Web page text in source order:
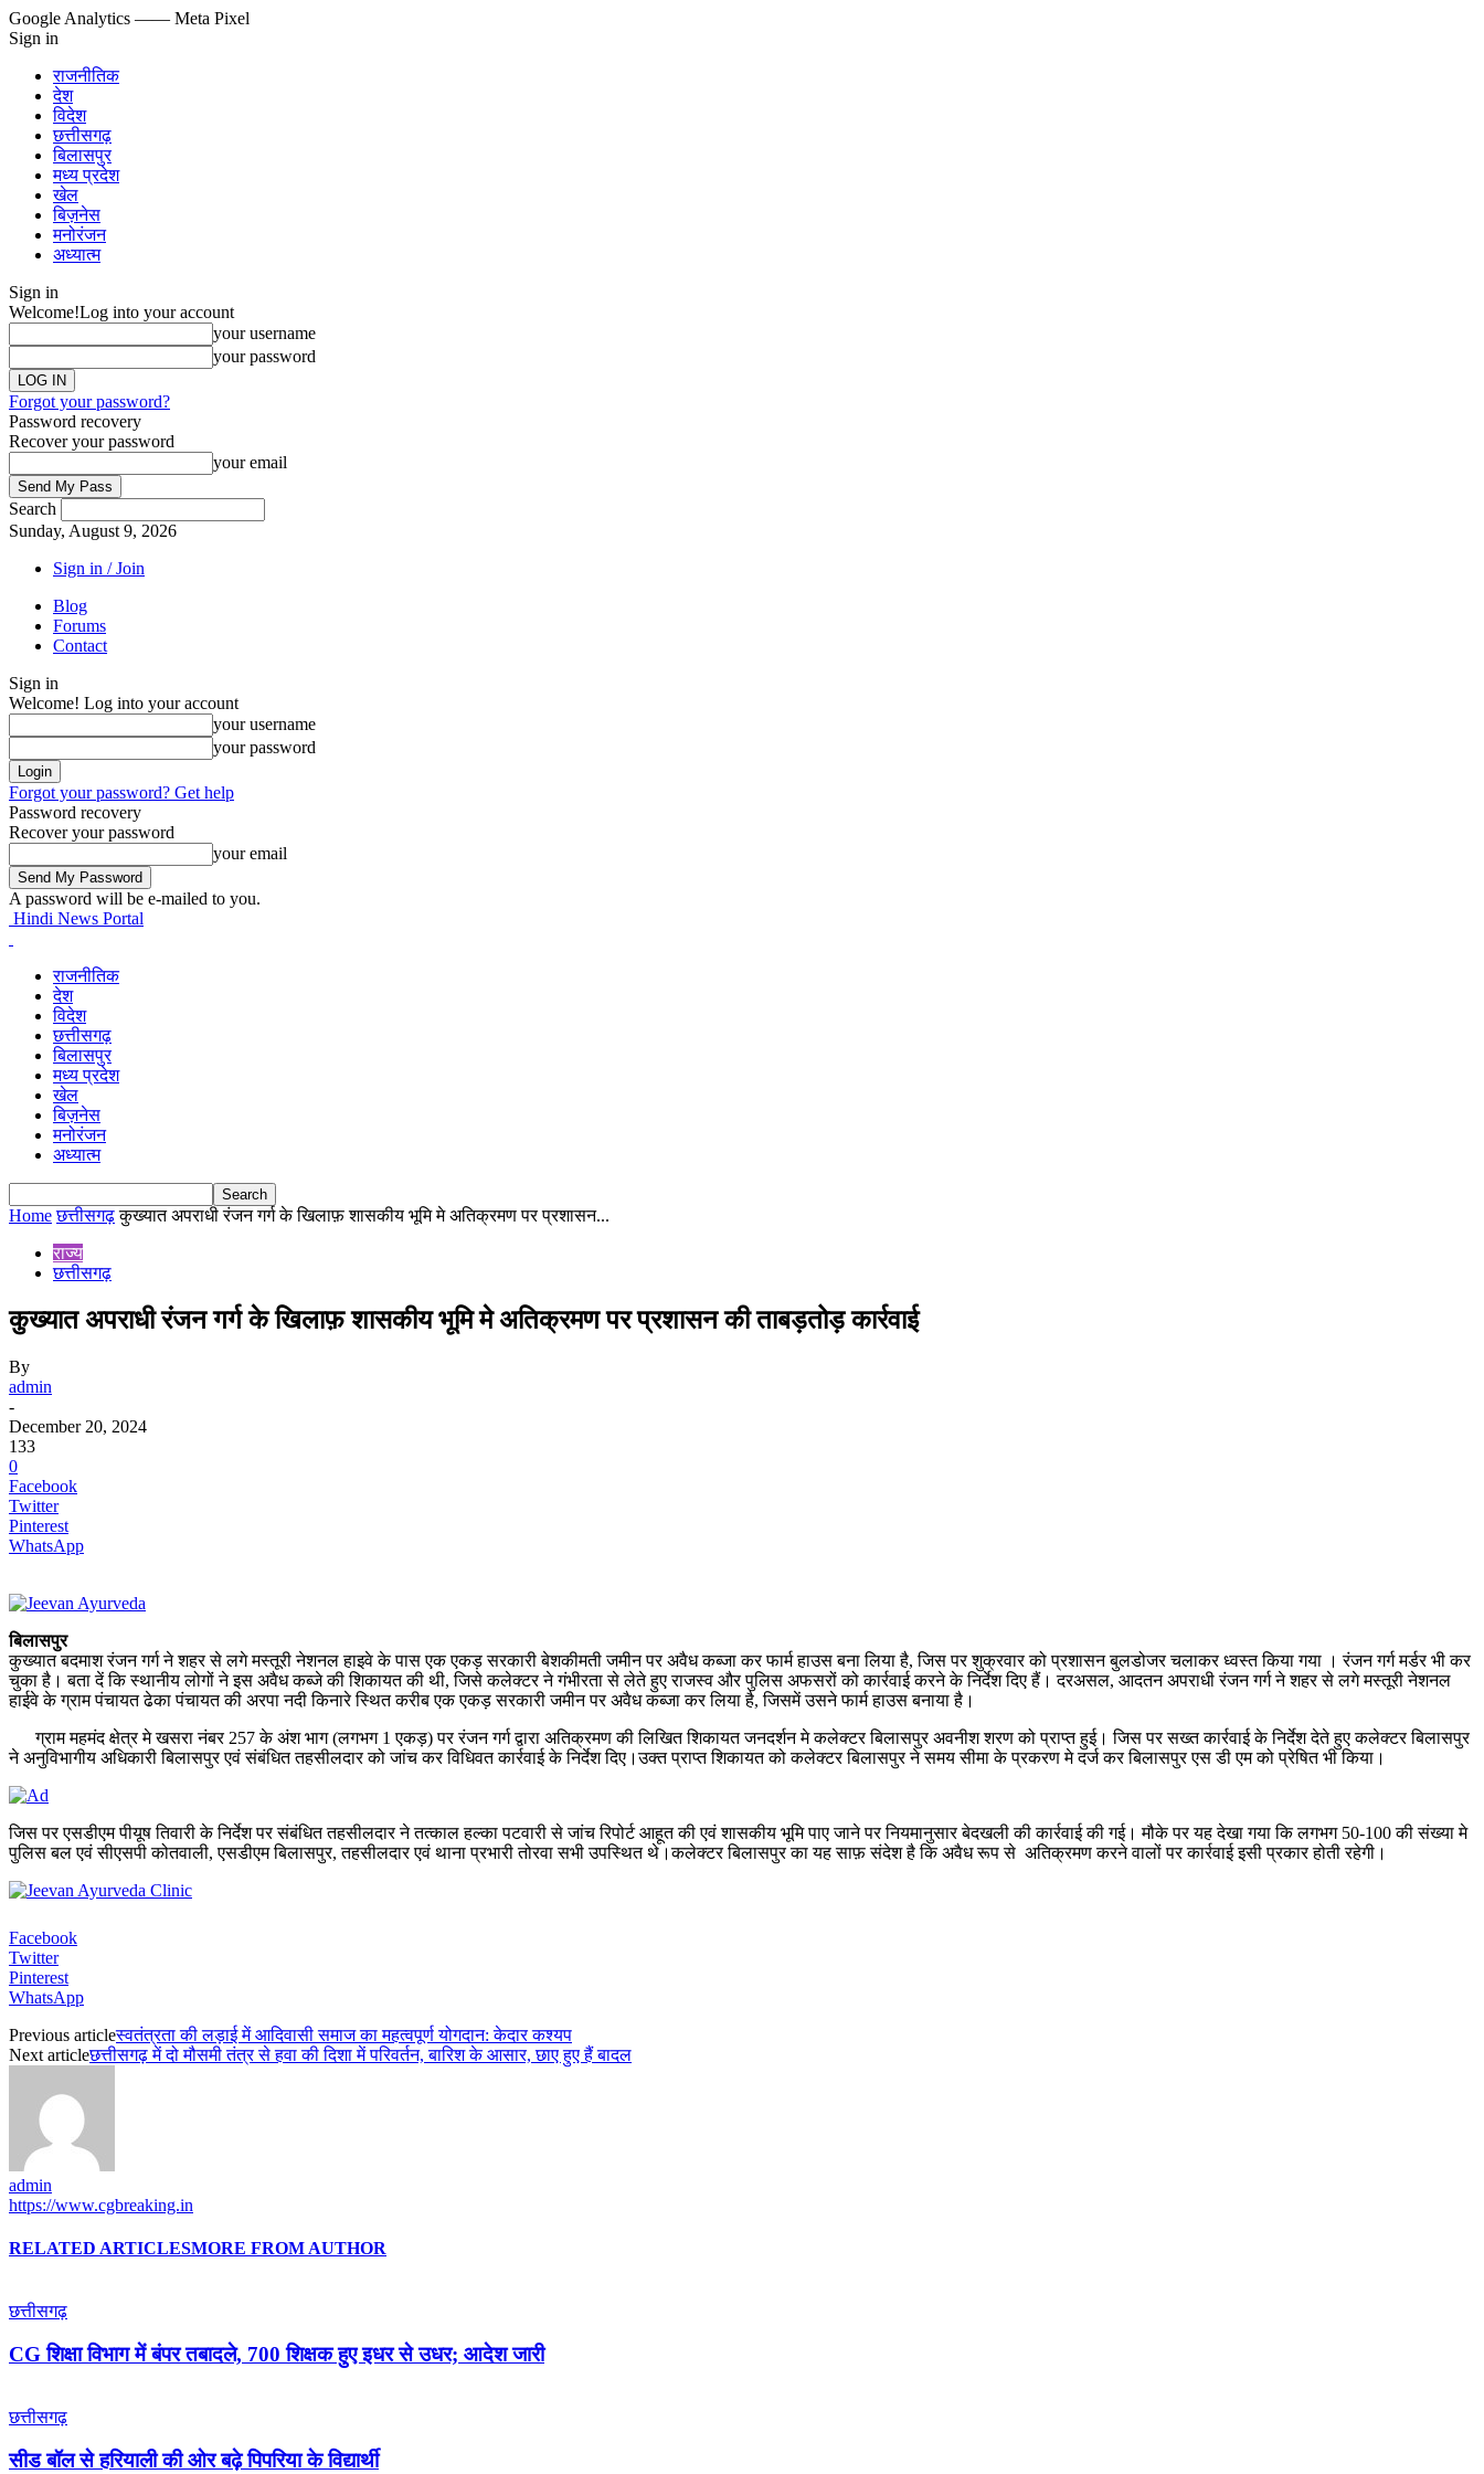
Google Analytics —— Meta Pixel
Sign in
राजनीतिक
देश
विदेश
छत्तीसगढ़
बिलासपुर
मध्य प्रदेश
खेल
बिज़नेस
मनोरंजन
अध्यात्म
Sign in
Welcome!Log into your account
your username
your password
Forgot your password?
Password recovery
Recover your password
your email
Search
Sunday, August 9, 2026
Sign in / Join
Blog
Forums
Contact
Sign in
Welcome! Log into your account
your username
your password
Forgot your password? Get help
Password recovery
Recover your password
your email
A password will be e-mailed to you.
Hindi News Portal
राजनीतिक
देश
विदेश
छत्तीसगढ़
बिलासपुर
मध्य प्रदेश
खेल
बिज़नेस
मनोरंजन
अध्यात्म
Home छत्तीसगढ़ कुख्यात अपराधी रंजन गर्ग के खिलाफ़ शासकीय भूमि मे अतिक्रमण पर प्रशासन...
राज्य
छत्तीसगढ़
कुख्यात अपराधी रंजन गर्ग के खिलाफ़ शासकीय भूमि मे अतिक्रमण पर प्रशासन की ताबड़तोड़ कार्रवाई
By
admin
-
December 20, 2024
133
0
Facebook
Twitter
Pinterest
WhatsApp
बिलासपुर
कुख्यात बदमाश रंजन गर्ग ने शहर से लगे मस्तूरी नेशनल हाइवे के पास एक एकड़ सरकारी बेशकीमती जमीन पर अवैध कब्जा कर फार्म हाउस बना लिया है, जिस पर शुक्रवार को प्रशासन बुलडोजर चलाकर ध्वस्त किया गया । रंजन गर्ग मर्डर भी कर
चुका है। बता दें कि स्थानीय लोगों ने इस अवैध कब्जे की शिकायत की थी, जिसे कलेक्टर ने गंभीरता से लेते हुए राजस्व और पुलिस अफसरों को कार्रवाई करने के निर्देश दिए हैं। दरअसल, आदतन अपराधी रंजन गर्ग ने शहर से लगे मस्तूरी नेशनल
हाईवे के ग्राम पंचायत ढेका पंचायत की अरपा नदी किनारे स्थित करीब एक एकड़ सरकारी जमीन पर अवैध कब्जा कर लिया है, जिसमें उसने फार्म हाउस बनाया है।
ग्राम महमंद क्षेत्र मे खसरा नंबर 257 के अंश भाग (लगभग 1 एकड़) पर रंजन गर्ग द्वारा अतिक्रमण की लिखित शिकायत जनदर्शन मे कलेक्टर बिलासपुर अवनीश शरण को प्राप्त हुई। जिस पर सख्त कार्रवाई के निर्देश देते हुए कलेक्टर बिलासपुर
ने अनुविभागीय अधिकारी बिलासपुर एवं संबंधित तहसीलदार को जांच कर विधिवत कार्रवाई के निर्देश दिए।उक्त प्राप्त शिकायत को कलेक्टर बिलासपुर ने समय सीमा के प्रकरण मे दर्ज कर बिलासपुर एस डी एम को प्रेषित भी किया।
जिस पर एसडीएम पीयूष तिवारी के निर्देश पर संबंधित तहसीलदार ने तत्काल हल्का पटवारी से जांच रिपोर्ट आहूत की एवं शासकीय भूमि पाए जाने पर नियमानुसार बेदखली की कार्रवाई की गई। मौके पर यह देखा गया कि लगभग 50-100 की संख्या मे
पुलिस बल एवं सीएसपी कोतवाली, एसडीएम बिलासपुर, तहसीलदार एवं थाना प्रभारी तोरवा सभी उपस्थित थे।कलेक्टर बिलासपुर का यह साफ़ संदेश है कि अवैध रूप से अतिक्रमण करने वालों पर कार्रवाई इसी प्रकार होती रहेगी।
Facebook
Twitter
Pinterest
WhatsApp
Previous articleस्वतंत्रता की लड़ाई में आदिवासी समाज का महत्वपूर्ण योगदान: केदार कश्यप
Next articleछत्तीसगढ़ में दो मौसमी तंत्र से हवा की दिशा में परिवर्तन, बारिश के आसार, छाए हुए हैं बादल
admin
https://www.cgbreaking.in
RELATED ARTICLESMORE FROM AUTHOR
छत्तीसगढ़
CG शिक्षा विभाग में बंपर तबादले, 700 शिक्षक हुए इधर से उधर; आदेश जारी
छत्तीसगढ़
सीड बॉल से हरियाली की ओर बढ़े पिपरिया के विद्यार्थी